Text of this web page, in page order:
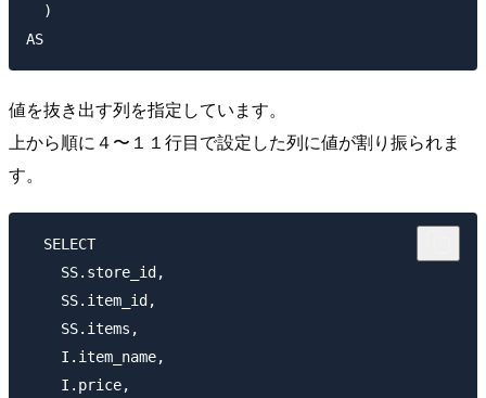
  )
値を抜き出す列を指定しています。
上から順に４〜１１行目で設定した列に値が割り振られま
す。
  SELECT
    SS.store_id,
    SS.item_id,
    SS.items,
    I.item_name,
    I.price,